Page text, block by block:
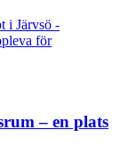
– en plats